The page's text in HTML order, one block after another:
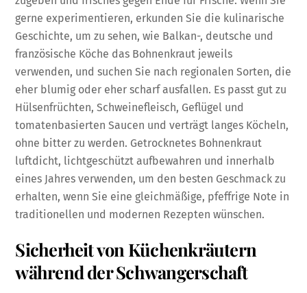
gerne experimentieren, erkunden Sie die kulinarische
Geschichte, um zu sehen, wie Balkan-, deutsche und
französische Köche das Bohnenkraut jeweils
verwenden, und suchen Sie nach regionalen Sorten, die
eher blumig oder eher scharf ausfallen. Es passt gut zu
Hülsenfrüchten, Schweinefleisch, Geflügel und
tomatenbasierten Saucen und verträgt langes Köcheln,
ohne bitter zu werden. Getrocknetes Bohnenkraut
luftdicht, lichtgeschützt aufbewahren und innerhalb
eines Jahres verwenden, um den besten Geschmack zu
erhalten, wenn Sie eine gleichmäßige, pfeffrige Note in
traditionellen und modernen Rezepten wünschen.
Sicherheit von Küchenkräutern
während der Schwangerschaft